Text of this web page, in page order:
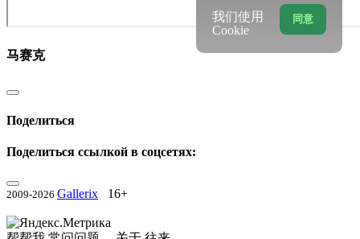
马赛克
Поделиться
Поделиться ссылкой в соцсетях:
2009-2026 Gallerix 16+
同意
我们使用
Cookie